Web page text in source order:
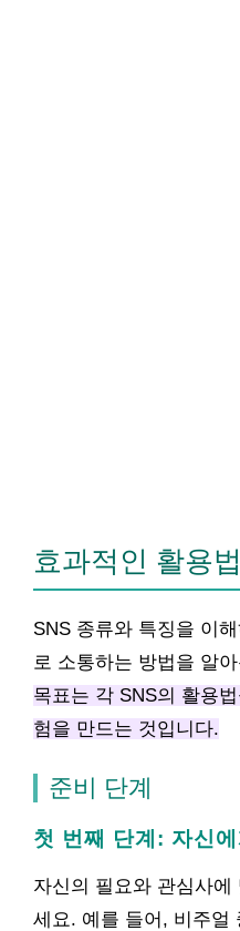
효과적인 활용
SNS 종류와 특징을 이
로 소통하는 방법을 알
목표는 각 SNS의 활용
험을 만드는 것입니다.
준비 단계
첫 번째 단계: 자신
자신의 필요와 관심사
세요. 예를 들어, 비주얼